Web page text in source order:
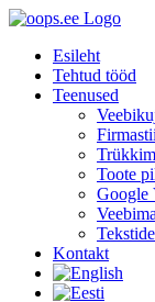
Esileht
Tehtud tööd
Teenused
Toote
Google
Kontakt